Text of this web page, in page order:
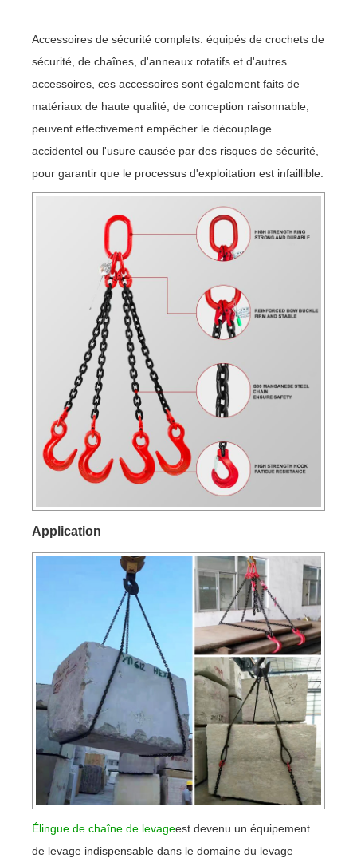
Accessoires de sécurité complets: équipés de crochets de
sécurité, de chaînes, d'anneaux rotatifs et d'autres
accessoires, ces accessoires sont également faits de
matériaux de haute qualité, de conception raisonnable,
peuvent effectivement empêcher le découplage
accidentel ou l'usure causée par des risques de sécurité,
pour garantir que le processus d'exploitation est infaillible.
Application
Élingue de chaîne de levageest devenu un équipement
de levage indispensable dans le domaine du levage